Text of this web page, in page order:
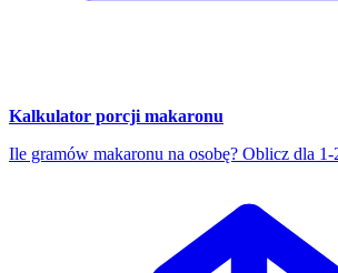
Kalkulator porcji makaronu
Ile gramów makaronu na osobę? Oblicz dla